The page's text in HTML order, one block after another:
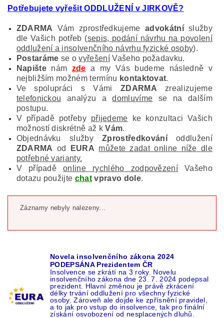
Potřebujete vyřešit ODDLUŽENÍ v JIRKOVĚ?
ZDARMA Vám zprostředkujeme advokátníslužby
dle Vašich potřeb (sepis, podání návrhu na povolení
oddlužení a insolvenčního návrhu fyzické osoby).
Postaráme se ovyřešeníVašeho požadavku.
Napištenám zde a my Vás budeme následně v
nejbližším možném termínu kontaktovat.
Ve spolupráci s Vámi ZDARMA zrealizujeme
telefonickou analýzu adomluvíme se na dalším
postupu.
V případě potřeby přijedeme ke konzultaci Vašich
možností diskrétně až kVám.
Objednávku služby
Zprostředkováníoddlužení
ZDARMA od EURA můžete zadat online níže dle
potřebné varianty.
V případěonline rychlého zodpovězení Vašeho
dotazu použijte chatvpravo dole.
Záznamy nebyly nalezeny...
Novela insolvenčního zákona 2024
PODEPSÁNA Prezidentem ČR
Insolvence se zkrátí na 3 roky. Novelu
insolvenčního zákona dne 23. 7. 2024 podepsal
prezident. Hlavní změnou je právě zkrácení
délky trvání oddlužení pro všechny fyzické
osoby. Zároveň ale dojde ke zpřísnění pravidel,
a to jak pro vstup do insolvence, tak pro finální
získání osvobození od nesplacených dluhů.